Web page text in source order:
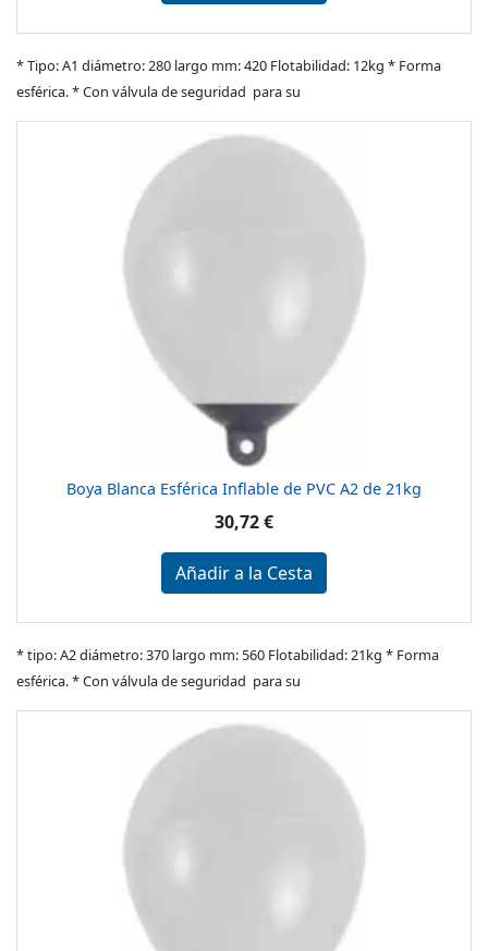
* Tipo: A1 diámetro: 280 largo mm: 420 Flotabilidad: 12kg * Forma
esférica. * Con válvula de seguridad para su
Boya Blanca Esférica Inflable de PVC A2 de 21kg
30,72 €
Añadir a la Cesta
* tipo: A2 diámetro: 370 largo mm: 560 Flotabilidad: 21kg * Forma
esférica. * Con válvula de seguridad para su